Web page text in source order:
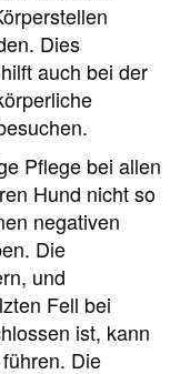
Dies
auch bei der
Pflege bei allen
Hund nicht so
negativen
Die
und
Fell bei
ist, kann
Die